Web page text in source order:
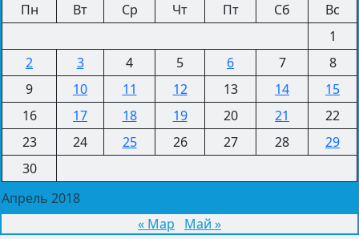
Апрель 2018
Пн Вт Ср Чт Пт Сб
Вс
1
2
3 4 5 6 7
8
9
10 11 12 13 14
15
16
17 18 19 20 21
22
23
24 25 26 27 28
29
30
« Мар
Май »